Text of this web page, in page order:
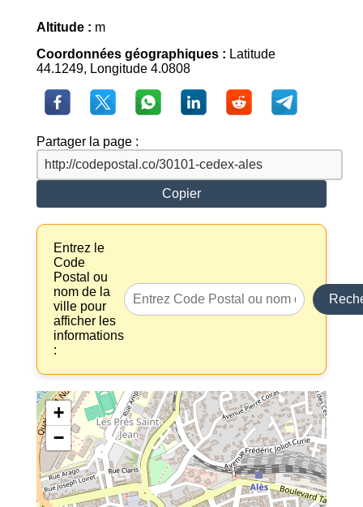
Altitude : m
Coordonnées géographiques : Latitude
44.1249, Longitude 4.0808
Partager la page :
Copier
Entrez le
Code
Postal ou
nom de la
ville pour
afficher les
informations
:
+
−